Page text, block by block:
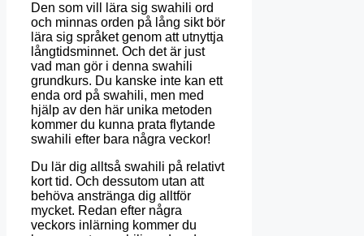
Den som vill lära sig swahili ord
och minnas orden på lång sikt bör
lära sig språket genom att utnyttja
långtidsminnet. Och det är just
vad man gör i denna swahili
grundkurs. Du kanske inte kan ett
enda ord på swahili, men med
hjälp av den här unika metoden
kommer du kunna prata flytande
swahili efter bara några veckor!
Du lär dig alltså swahili på relativt
kort tid. Och dessutom utan att
behöva anstränga dig alltför
mycket. Redan efter några
veckors inlärning kommer du